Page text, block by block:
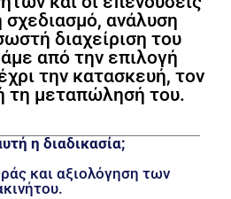
σχεδιασμό, ανάλυση
διαχείριση του
από την επιλογή
την κατασκευή, τον
τη μεταπώλησή του.
η διαδικασία;
και αξιολόγηση των